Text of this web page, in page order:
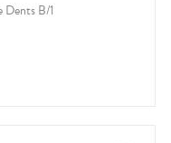
Dents B/1